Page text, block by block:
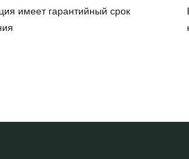
имеет гарантийный срок